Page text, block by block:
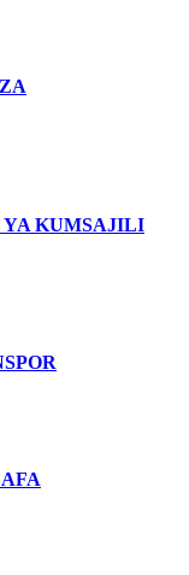
KUMSAJILI